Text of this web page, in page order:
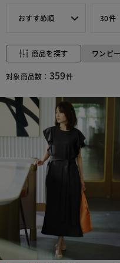
おすすめ順 30件
商品を探す ワンピ
対象商品数： 359件